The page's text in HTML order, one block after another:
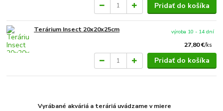
Pridať do košíka
Terárium Insect 20x20x25cm
27,80 €/ks
výroba 10 - 14 dní
Pridať do košíka
Vyrábané akváriá a teráriá uvádzame v miere